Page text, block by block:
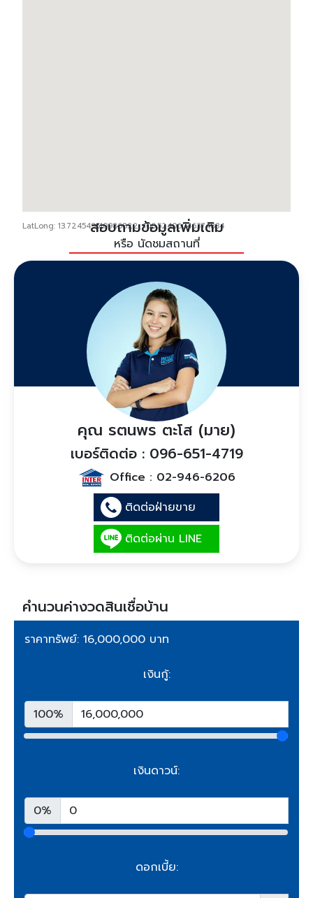
LatLong: 13.724549510986822, 100.52406046374834
สอบถามข้อมูลเพิ่มเติม
หรือ นัดชมสถานที่
คุณ รตนพร ตะโส (มาย)
เบอร์ติดต่อ : 096-651-4719
Office : 02-946-6206
ติดต่อฝ่ายขาย
ติดต่อผ่าน LINE
คำนวนค่างวดสินเชื่อบ้าน
ราคาทรัพย์: 16,000,000 บาท
เงินกู้:
100%
เงินดาวน์:
0%
ดอกเบี้ย: